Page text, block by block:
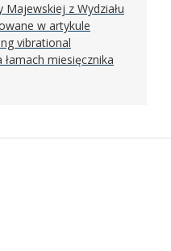
z Wydziału
w artykule
vibrational
miesięcznika